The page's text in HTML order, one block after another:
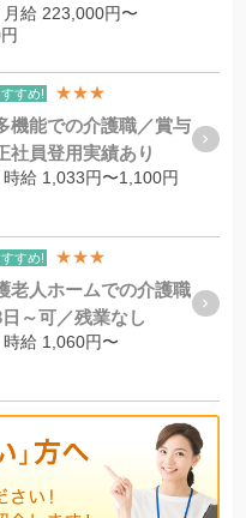
給 223,000円〜
すめ! ★★★
機能での介護職／賞与
社員登用実績あり
給 1,033円〜1,100円
すめ! ★★★
老人ホームでの介護職
日～可／残業なし
給 1,060円〜